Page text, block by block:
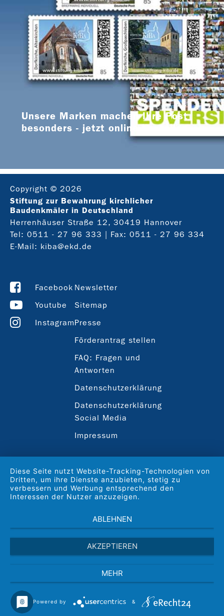
Unsere Marken machen Ihre Post
besonders - jetzt online bestellen
Copyright © 2026
Stiftung zur Bewahrung kirchlicher
Baudenkmäler in Deutschland
Herrenhäuser Straße 12, 30419 Hannover
Tel: 0511 - 27 96 333 | Fax: 0511 - 27 96 334
E-Mail: kiba@ekd.de
Facebook
Youtube
Instagram
Newsletter
Sitemap
Presse
Förderantrag stellen
FAQ: Fragen und
Antworten
Datenschutzerklärung
Datenschutzerklärung
Social Media
Impressum
Diese Seite nutzt Website-Tracking-Technologien von
Dritten, um ihre Dienste anzubieten, stetig zu
verbessern und Werbung entsprechend den
Interessen der Nutzer anzuzeigen.
ABLEHNEN
AKZEPTIEREN
MEHR
Powered by &